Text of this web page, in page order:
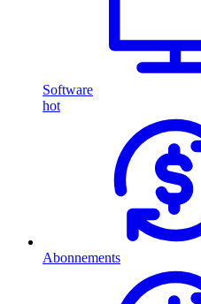
Software
hot
Abonnements